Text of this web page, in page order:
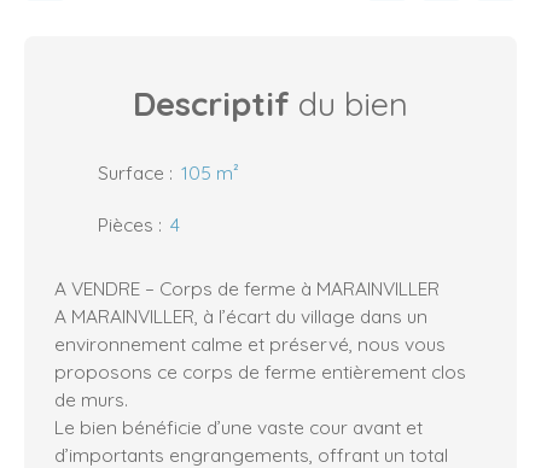
Descriptif du bien
Surface : 105 m²
Pièces : 4
A VENDRE – Corps de ferme à MARAINVILLER
A MARAINVILLER, à l’écart du village dans un
environnement calme et préservé, nous vous
proposons ce corps de ferme entièrement clos
de murs.
Le bien bénéficie d’une vaste cour avant et
d’importants engrangements, offrant un total